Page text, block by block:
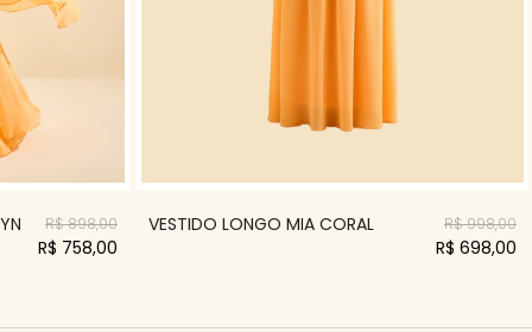
R$ 898,00
R$ 758,00
VESTIDO LONGO MIA CORAL R$ 998,00
R$ 698,00